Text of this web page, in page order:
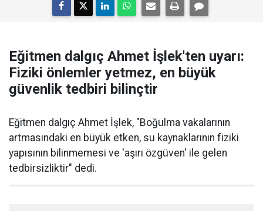
Eğitmen dalgıç Ahmet İşlek'ten uyarı:
Fiziki önlemler yetmez, en büyük
güvenlik tedbiri bilinçtir
Eğitmen dalgıç Ahmet İşlek, "Boğulma vakalarının
artmasındaki en büyük etken, su kaynaklarının fiziki
yapısının bilinmemesi ve 'aşırı özgüven' ile gelen
tedbirsizliktir" dedi.